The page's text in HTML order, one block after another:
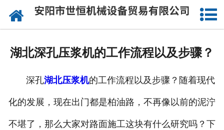
网站首页
湖北深孔压浆机的工作流程以及步骤？
深孔湖北压浆机的工作流程以及步骤？随着现代
化的发展，现在出门都是柏油路，不再像以前的泥泞
不堪了，那么大家对路面施工这块有什么研究吗？下